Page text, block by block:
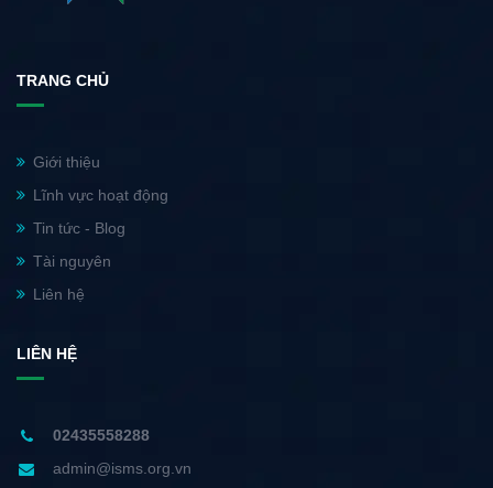
TRANG CHỦ
Giới thiệu
Lĩnh vực hoạt động
Tin tức - Blog
Tài nguyên
Liên hệ
LIÊN HỆ
02435558288
admin@isms.org.vn